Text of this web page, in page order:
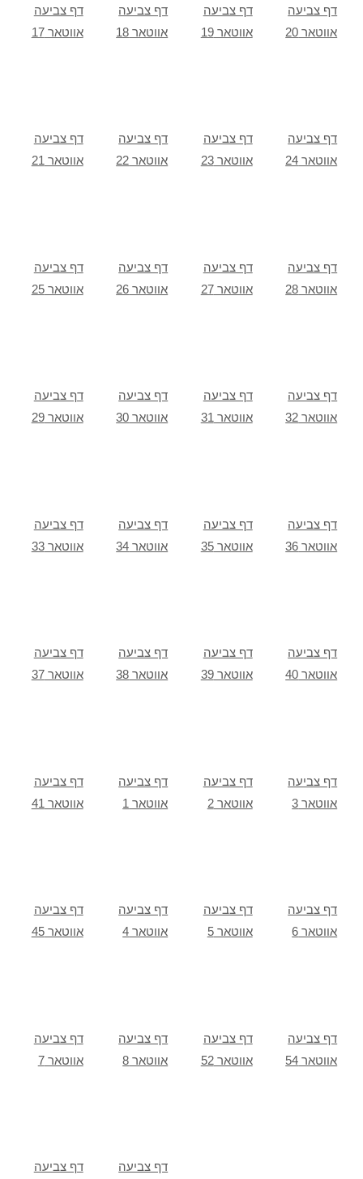
דף צביעה
אווטאר 17
דף צביעה
אווטאר 18
דף צביעה
אווטאר 19
דף צביעה
אווטאר 20
דף צביעה
אווטאר 21
דף צביעה
אווטאר 22
דף צביעה
אווטאר 23
דף צביעה
אווטאר 24
דף צביעה
אווטאר 25
דף צביעה
אווטאר 26
דף צביעה
אווטאר 27
דף צביעה
אווטאר 28
דף צביעה
אווטאר 29
דף צביעה
אווטאר 30
דף צביעה
אווטאר 31
דף צביעה
אווטאר 32
דף צביעה
אווטאר 33
דף צביעה
אווטאר 34
דף צביעה
אווטאר 35
דף צביעה
אווטאר 36
דף צביעה
אווטאר 37
דף צביעה
אווטאר 38
דף צביעה
אווטאר 39
דף צביעה
אווטאר 40
דף צביעה
אווטאר 41
דף צביעה
אווטאר 1
דף צביעה
אווטאר 2
דף צביעה
אווטאר 3
דף צביעה
אווטאר 45
דף צביעה
אווטאר 4
דף צביעה
אווטאר 5
דף צביעה
אווטאר 6
דף צביעה
אווטאר 7
דף צביעה
אווטאר 8
דף צביעה
אווטאר 52
דף צביעה
אווטאר 54
דף צביעה דף צביעה